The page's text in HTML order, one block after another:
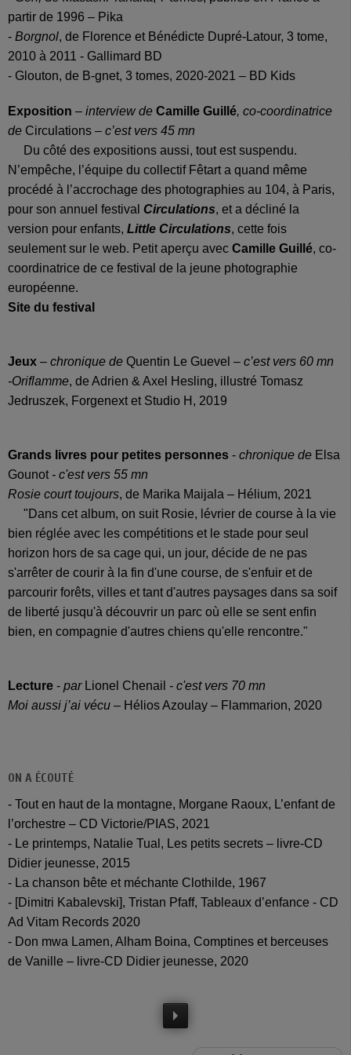
partir de 1996 – Pika
- Borgnol, de Florence et Bénédicte Dupré-Latour, 3 tome,
2010 à 2011 - Gallimard BD
- Glouton, de B-gnet, 3 tomes, 2020-2021 – BD Kids
Exposition – interview de Camille Guillé, co-coordinatrice
de Circulations – c’est vers 45 mn
Du côté des expositions aussi, tout est suspendu.
N’empêche, l’équipe du collectif Fêtart a quand même
procédé à l’accrochage des photographies au 104, à Paris,
pour son annuel festival Circulations, et a décliné la
version pour enfants, Little Circulations, cette fois
seulement sur le web. Petit aperçu avec Camille Guillé, co-
coordinatrice de ce festival de la jeune photographie
européenne.
Site du festival
Jeux – chronique de Quentin Le Guevel – c’est vers 60 mn
-Oriflamme, de Adrien & Axel Hesling, illustré Tomasz
Jedruszek, Forgenext et Studio H, 2019
Grands livres pour petites personnes - chronique de Elsa
Gounot- c'est vers 55 mn
Rosie court toujours, de Marika Maijala – Hélium, 2021
"Dans cet album, on suit Rosie, lévrier de course à la vie
bien réglée avec les compétitions et le stade pour seul
horizon hors de sa cage qui, un jour, décide de ne pas
s'arrêter de courir à la fin d'une course, de s'enfuir et de
parcourir forêts, villes et tant d'autres paysages dans sa soif
de liberté jusqu'à découvrir un parc où elle se sent enfin
bien, en compagnie d'autres chiens qu'elle rencontre."
Lecture - par Lionel Chenail - c'est vers 70 mn
Moi aussi j’ai vécu – Hélios Azoulay – Flammarion, 2020
ON A ÉCOUTÉ
- Tout en haut de la montagne, Morgane Raoux, L’enfant de
l’orchestre – CD Victorie/PIAS, 2021
- Le printemps, Natalie Tual, Les petits secrets – livre-CD
Didier jeunesse, 2015
- La chanson bête et méchante Clothilde, 1967
- [Dimitri Kabalevski], Tristan Pfaff, Tableaux d’enfance - CD
Ad Vitam Records 2020
- Don mwa Lamen, Alham Boina, Comptines et berceuses
de Vanille – livre-CD Didier jeunesse, 2020